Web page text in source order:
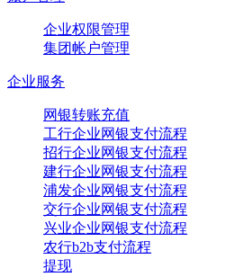
企业权限管理
集团帐户管理
企业服务
网银转账充值
工行企业网银支付流程
招行企业网银支付流程
建行企业网银支付流程
浦发企业网银支付流程
交行企业网银支付流程
兴业企业网银支付流程
农行b2b支付流程
提现